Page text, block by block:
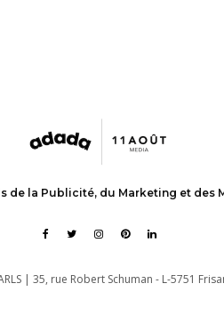
de la Publicité, du Marketing et des
| 35, rue Robert Schuman - L-5751